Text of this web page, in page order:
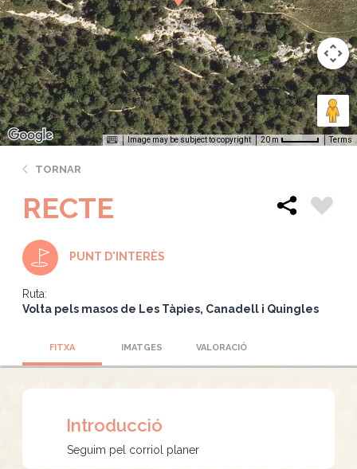
Image may be subject to copyright 20 m Terms
TORNAR
RECTE
PUNT D'INTERÈS
Ruta:
Volta pels masos de Les Tàpies, Canadell i Quingles
FITXA IMATGES VALORACIÓ
Introducció
Seguim pel corriol planer